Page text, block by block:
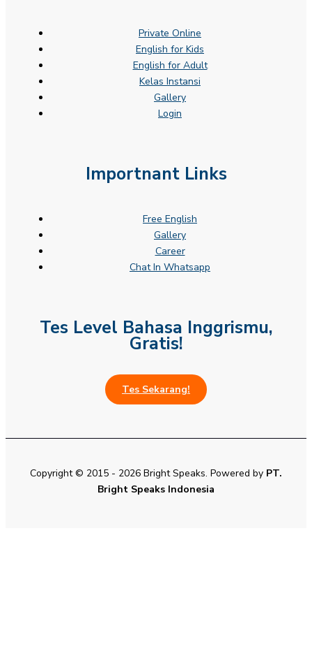
Private Online
English for Kids
English for Adult
Kelas Instansi
Gallery
Login
Importnant Links
Free English
Gallery
Career
Chat In Whatsapp
Tes Level Bahasa Inggrismu,
Gratis!
Tes Sekarang!
Copyright © 2015 - 2026 Bright Speaks. Powered by PT.
Bright Speaks Indonesia